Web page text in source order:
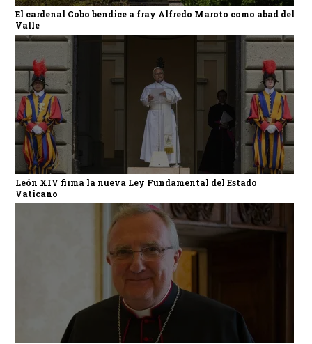
El cardenal Cobo bendice a fray Alfredo Maroto como abad del
Valle
León XIV firma la nueva Ley Fundamental del Estado
Vaticano